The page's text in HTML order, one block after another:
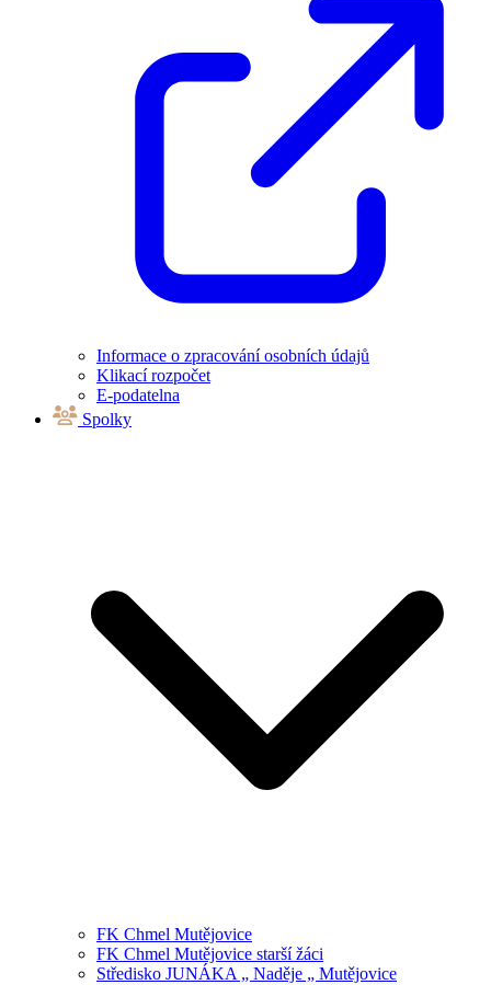
Informace o zpracování osobních údajů
Klikací rozpočet
E-podatelna
Spolky
FK Chmel Mutějovice
FK Chmel Mutějovice starší žáci
Středisko JUNÁKA „ Naděje „ Mutějovice